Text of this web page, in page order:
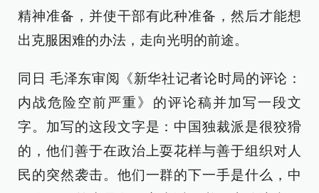
精神准备，并使干部有此种准备，然后才能想
出克服困难的办法，走向光明的前途。
同日 毛泽东审阅《新华社记者论时局的评论：
内战危险空前严重》的评论稿并加写一段文
字。加写的这段文字是：中国独裁派是很狡猾
的，他们善于在政治上耍花样与善于组织对人
民的突然袭击。他们一群的下一手是什么，中